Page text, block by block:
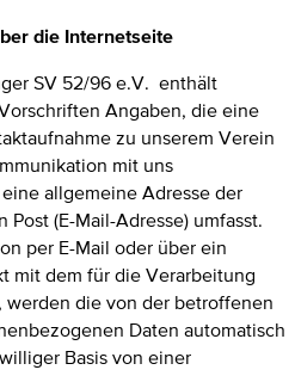
die Internetseite
SV 52/96 e.V. enthält
Angaben, die eine
zu unserem Verein
mit uns
allgemeine Adresse der
(E-Mail-Adresse) umfasst.
per E-Mail oder über ein
mit dem für die Verarbeitung
die von der betroffenen
Daten automatisch
Basis von einer